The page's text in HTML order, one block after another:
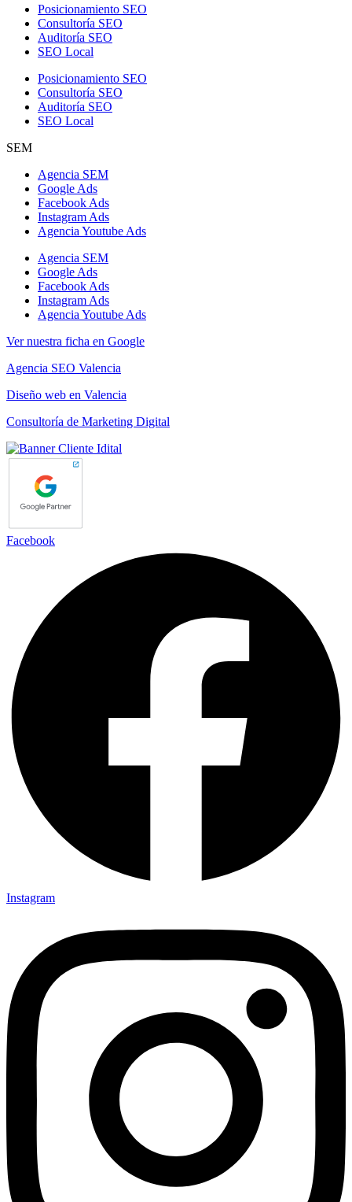
Posicionamiento SEO
Consultoría SEO
Auditoría SEO
SEO Local
Posicionamiento SEO
Consultoría SEO
Auditoría SEO
SEO Local
SEM
Agencia SEM
Google Ads
Facebook Ads
Instagram Ads
Agencia Youtube Ads
Agencia SEM
Google Ads
Facebook Ads
Instagram Ads
Agencia Youtube Ads
Ver nuestra ficha en Google
Agencia SEO Valencia
Diseño web en Valencia
Consultoría de Marketing Digital
Facebook
Instagram